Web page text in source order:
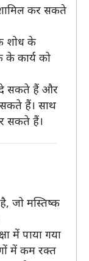
कर सकते
शोध के
के कार्य को
दे सकते हैं और
सकते हैं। साथ
सकते हैं।
जो मस्तिष्क
में पाया गया
में कम रक्त